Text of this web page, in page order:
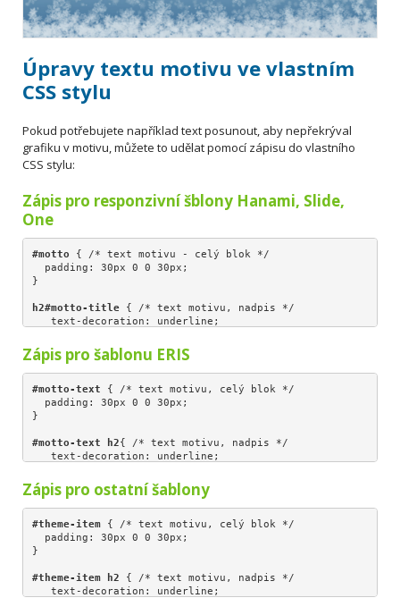
Úpravy textu motivu ve vlastním
CSS stylu
Pokud potřebujete například text posunout, aby nepřekrýval
grafiku v motivu, můžete to udělat pomocí zápisu do vlastního
CSS stylu:
Zápis pro responzivní šblony Hanami, Slide,
One
#motto { /* text motivu - celý blok */
padding: 30px 0 0 30px;
}
h2#motto-title { /* text motivu, nadpis */
text-decoration: underline;
}
p#motto-text { /* text motivu - popis */
font-weight: 700;
font-size: 20px;
padding-left: 260px;
}
Zápis pro šablonu ERIS
#motto-text { /* text motivu, celý blok */
padding: 30px 0 0 30px;
}
#motto-text h2{ /* text motivu, nadpis */
text-decoration: underline;
}
#motto-text p { /* text motivu, popis */
font-weight: 700;
font-size: 20px;
padding-left: 260px;
}
Zápis pro ostatní šablony
#theme-item { /* text motivu, celý blok */
padding: 30px 0 0 30px;
}
#theme-item h2 { /* text motivu, nadpis */
text-decoration: underline;